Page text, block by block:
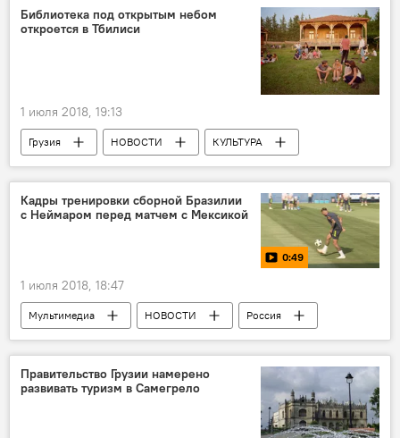
Чемпионат мира по футболу
Библиотека под открытым небом
откроется в Тбилиси
1 июля 2018, 19:13
Грузия НОВОСТИ
КУЛЬТУРА
ОБЩЕСТВО
Культурная жизнь Грузии
Тбилиси
Национальная парламентская библиотека
Кадры тренировки сборной Бразилии
с Неймаром перед матчем с Мексикой
0:49
1 июля 2018, 18:47
Мультимедиа НОВОСТИ
Россия
СПОРТ
Видео
ФИФА-2018
ЧМ-2018 по футболу
ЧМ-2018
Правительство Грузии намерено
развивать туризм в Самегрело